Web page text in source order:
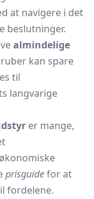
at navigere i det
beslutninger.
almindelige
kan spare
til
langvarige
er mange,
prisguidefor at
fordelene.